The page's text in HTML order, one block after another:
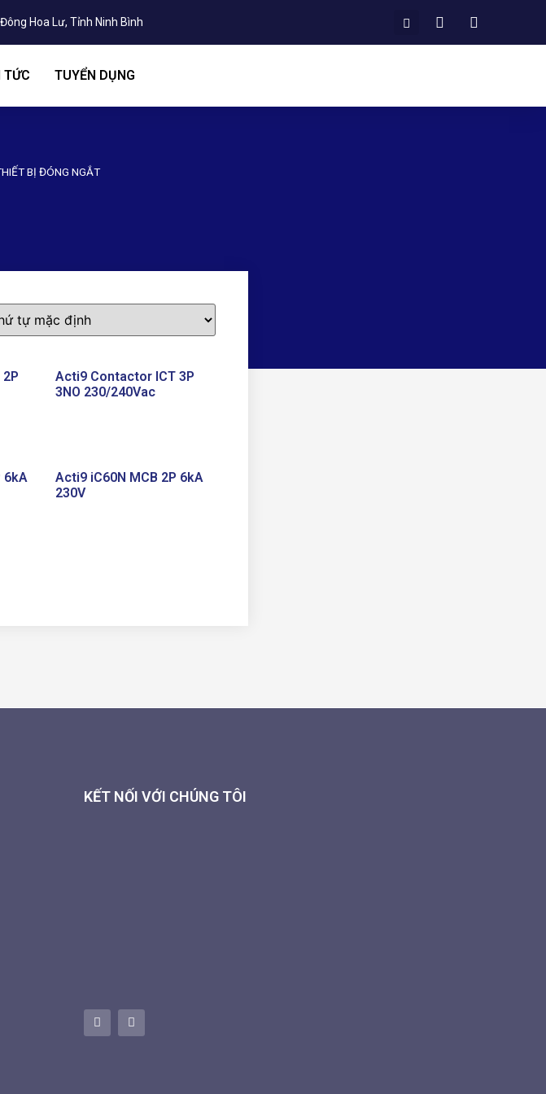
Hoa Lư, Tỉnh Ninh Bình
TỨC TUYỂN DỤNG
BỊ ĐÓNG NGẮT
Acti9 Contactor ICT 3P
3NO 230/240Vac
6kA
Acti9 iC60N MCB 2P 6kA
230V
KẾT NỐI VỚI CHÚNG TÔI